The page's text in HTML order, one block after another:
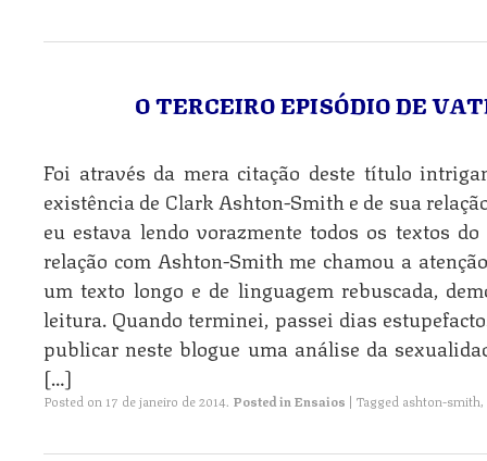
O TERCEIRO EPISÓDIO DE
Foi através da mera citação deste título
existência de Clark Ashton-Smith e de sua
eu estava lendo vorazmente todos os textos
relação com Ashton-Smith me chamou a
um texto longo e de linguagem rebuscada,
leitura. Quando terminei, passei dias
publicar neste blogue uma análise da
[…]
Posted on 17 de janeiro de 2014. Posted inEnsaios | Tagged ashton-smith,